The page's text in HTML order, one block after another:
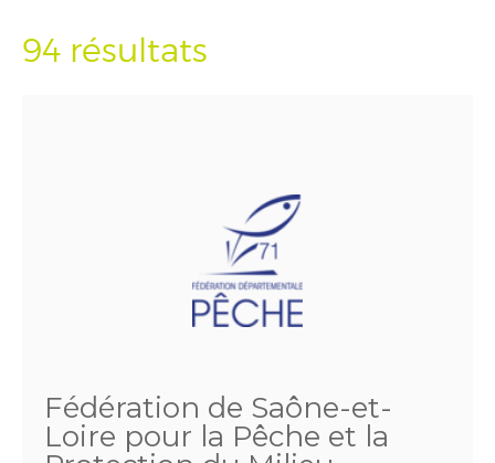
94 résultats
Fédération de Saône-et-
Loire pour la Pêche et la